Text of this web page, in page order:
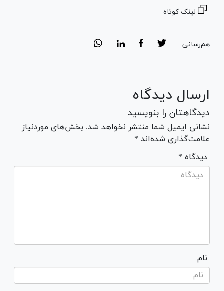
لینک کوتاه
هم‌رسانی:
ارسال دیدگاه
دیدگاهتان را بنویسید
نشانی ایمیل شما منتشر نخواهد شد. بخش‌های موردنیاز
علامت‌گذاری شده‌اند *
* دیدگاه
نام